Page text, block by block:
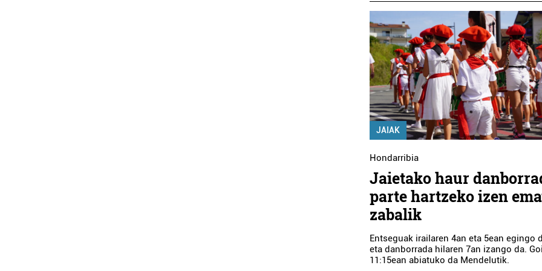
JAIAK
Hondarribia
Jaietako haur
parte hartzeko izen
zabalik
Entseguak irailaren 4an eta 5ean egingo
eta danborrada hilaren 7an izango da.
11:15ean abiatuko da Mendelutik.